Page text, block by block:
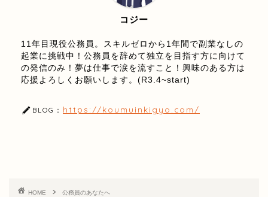
コジー
11年目現役公務員。スキルゼロから1年間で副業なしの
起業に挑戦中！公務員を辞めて独立を目指す方に向けて
の発信のみ！夢は仕事で涙を流すこと！興味のある方は
応援よろしくお願いします。(R3.4~start)
BLOG： https://koumuinkigyo.com/
HOME
公務員のあなたへ